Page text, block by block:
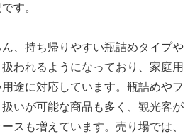
す。
、持ち帰りやすい瓶詰めタイプや
われるようになっており、家庭用
途に対応しています。瓶詰めやフ
いが可能な商品も多く、観光客が
スも増えています。売り場では、